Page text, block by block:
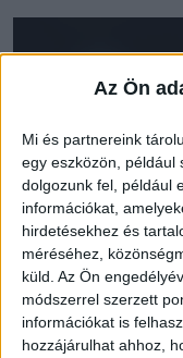
Az Ön
Mi és partnereink
egy eszközön, például
dolgozunk fel, például
információkat,
hirdetésekhez és
méréséhez,
küld. Az Ön
módszerrel szerzett
információkat is
hozzájárulhat ahhoz,
2018.12.29.
ÉVZÁRÓ: